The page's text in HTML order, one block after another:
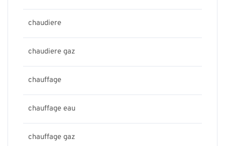
chaudiere
chaudiere gaz
chauffage
chauffage eau
chauffage gaz